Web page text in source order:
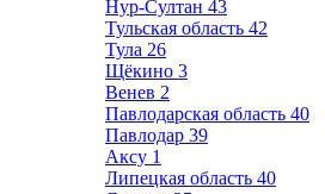
Нур-Султан 43
Тульская область 42
Тула 26
Щёкино 3
Венев 2
Павлодарская область 40
Павлодар 39
Аксу 1
Липецкая область 40